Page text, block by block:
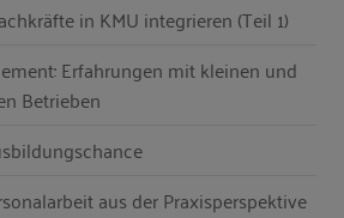
in KMU integrieren (Teil 1)
Erfahrungen mit kleinen und
Betrieben
aus der Praxisperspektive